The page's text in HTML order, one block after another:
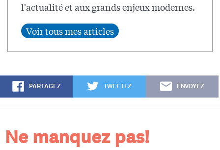
l'actualité et aux grands enjeux modernes.
PARTAGEZ TWEETEZ ENVOYEZ
Ne manquez pas!